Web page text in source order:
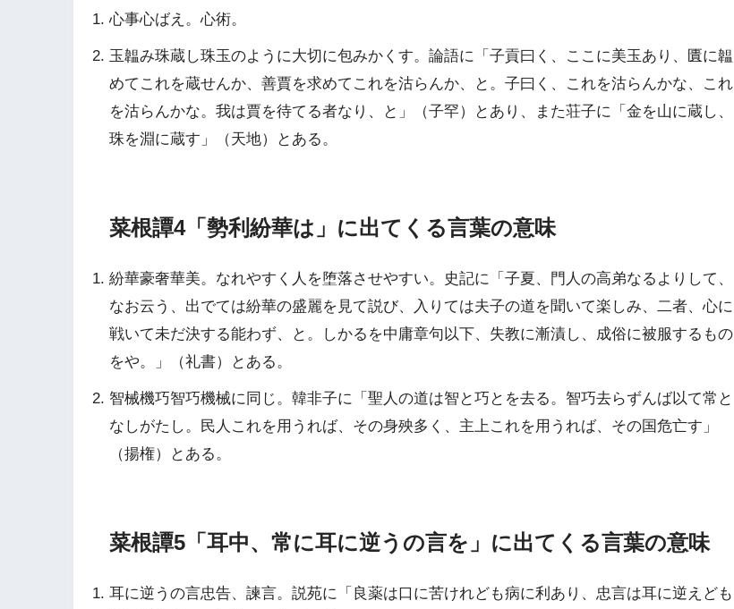
心事心ばえ。心術。
玉韞み珠蔵し珠玉のように大切に包みかくす。論語に「子貢曰く、ここに美玉あり、匱に韞
めてこれを蔵せんか、善賈を求めてこれを沽らんか、と。子曰く、これを沽らんかな、これ
を沽らんかな。我は賈を待てる者なり、と」（子罕）とあり、また荘子に「金を山に蔵し、
珠を淵に蔵す」（天地）とある。
菜根譚4「勢利紛華は」に出てくる言葉の意味
紛華豪奢華美。なれやすく人を堕落させやすい。史記に「子夏、門人の高弟なるよりして、
なお云う、出でては紛華の盛麗を見て説び、入りては夫子の道を聞いて楽しみ、二者、心に
戦いて未だ決する能わず、と。しかるを中庸章句以下、失教に漸漬し、成俗に被服するもの
をや。」（礼書）とある。
智械機巧智巧機械に同じ。韓非子に「聖人の道は智と巧とを去る。智巧去らずんば以て常と
なしがたし。民人これを用うれば、その身殃多く、主上これを用うれば、その国危亡す」
（揚権）とある。
菜根譚5「耳中、常に耳に逆うの言を」に出てくる言葉の意味
耳に逆うの言忠告、諫言。説苑に「良薬は口に苦けれども病に利あり、忠言は耳に逆えども